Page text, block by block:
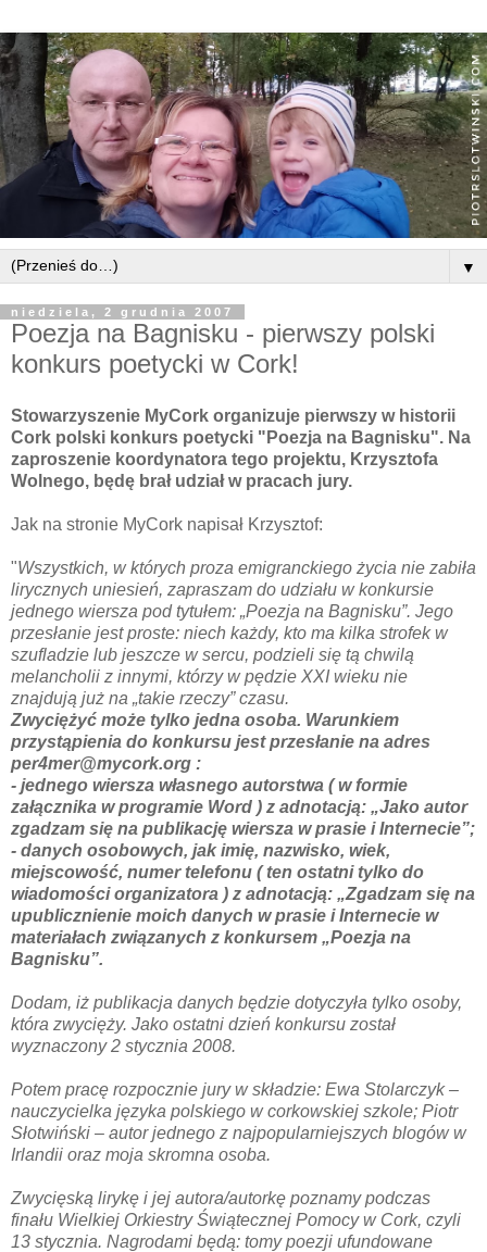
▼
niedziela, 2 grudnia 2007
Poezja na Bagnisku - pierwszy polski
konkurs poetycki w Cork!
Stowarzyszenie MyCork organizuje pierwszy w historii
Cork polski konkurs poetycki "Poezja na Bagnisku". Na
zaproszenie koordynatora tego projektu, Krzysztofa
Wolnego, będę brał udziałw pracach jury.
Jak na stronie MyCork napisał Krzysztof:
"Wszystkich, w których proza emigranckiego życia nie zabiła
lirycznych uniesień, zapraszam do udziału w konkursie
jednego wiersza pod tytułem: „Poezja na Bagnisku”. Jego
przesłanie jest proste: niech każdy, kto ma kilka strofek w
szufladzie lub jeszcze w sercu, podzieli się tą chwilą
melancholii z innymi, którzy w pędzie XXI wieku nie
znajdują już na „takie rzeczy” czasu.
Zwyciężyć może tylko jedna osoba. Warunkiem
przystąpienia do konkursu jest przesłanie na adres
per4mer@mycork.org :
- jednego wiersza własnego autorstwa ( w formie
załącznika w programie Word ) z adnotacją: „Jako autor
zgadzam się na publikację wiersza w prasie i Internecie”;
- danych osobowych, jak imię, nazwisko, wiek,
miejscowość, numer telefonu ( ten ostatni tylko do
wiadomości organizatora ) z adnotacją: „Zgadzam się na
upublicznienie moich danych w prasie i Internecie w
materiałach związanych z konkursem „Poezja na
Bagnisku”.
Dodam, iż publikacja danych będzie dotyczyła tylko osoby,
która zwycięży. Jako ostatni dzień konkursu został
wyznaczony 2 stycznia 2008.
Potem pracę rozpocznie jury w składzie: Ewa Stolarczyk –
nauczycielka języka polskiego wcorkowskiej szkole; Piotr
Słotwiński – autor jednego z najpopularniejszych blogów w
Irlandii oraz moja skromna osoba.
Zwycięską lirykę i jej autora/autorkę poznamy podczas
finału Wielkiej Orkiestry Świątecznej Pomocy w Cork, czyli
13 stycznia. Nagrodami będą: tomy poezji ufundowane